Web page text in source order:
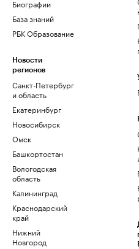
Биографии
База знаний
РБК Образование
Новости
регионов
Санкт-Петербург
и область
Екатеринбург
Новосибирск
Омск
Башкортостан
Вологодская
область
Калининград
Краснодарский
край
Нижний
Новгород